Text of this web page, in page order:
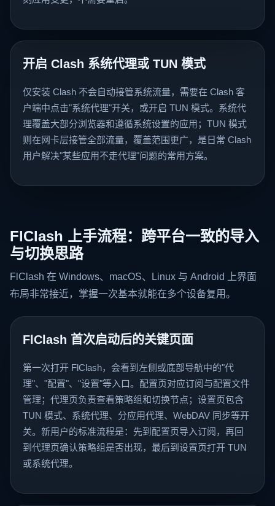
开启 Clash 系统代理或 TUN 模式
仅安装 Clash 不会自动接管系统流量，需要在 Clash 客
户端中点击"系统代理"开关，或开启 TUN 模式。系统代
理覆盖大部分浏览器和遵循系统设置的应用；TUN 模式
则在网卡层接管全部流量，覆盖范围更广，是日常 Clash
用户解决"某些应用不走代理"问题的常用方案。
FlClash 上手流程：跨平台一致的导入
与切换思路
FlClash 在 Windows、macOS、Linux 与 Android 上界面
布局非常接近，掌握一次基本就能在多个设备复用。
FlClash 首次启动后的关键页面
第一次打开 FlClash，会看到左侧或底部导航中的"代
理"、"配置"、"设置"等入口。配置页对应订阅与配置文件
管理；代理页负责查看策略组和切换节点；设置页包含
TUN 模式、系统代理、分应用代理、WebDAV 同步等开
关。新用户的标准流程是：先到配置页导入订阅，再回
到代理页确认策略组是否出现，最后到设置页打开 TUN
或系统代理。